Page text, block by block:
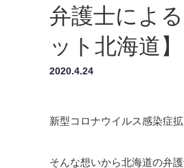
弁護士によ
ット北海道
2020.4.24
新型コロナウイルス感染症
そんな想いから北海道の弁